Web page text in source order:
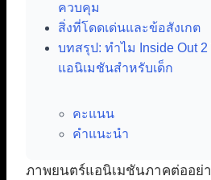
ควบคุม
สิ่งที่โดดเด่นและข้อสังเกต
บทสรุป: ทำไม Inside Out 2
แอนิเมชันสำหรับเด็ก
คะแนน
คำแนะนำ
ภาพยนตร์แอนิเมชันภาคต่ออย่